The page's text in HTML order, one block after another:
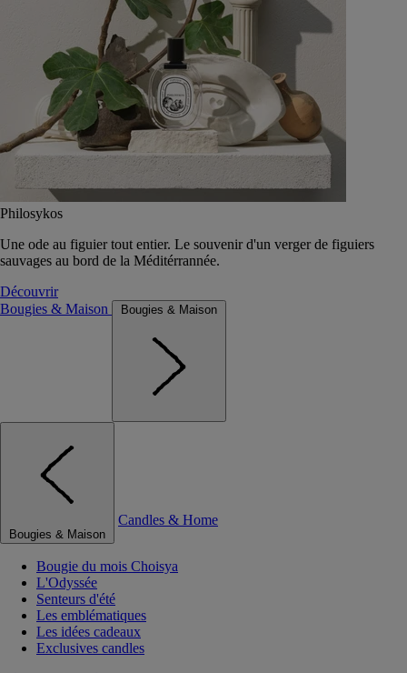
Philosykos
Une ode au figuier tout entier. Le souvenir d'un verger de figuiers
sauvages au bord de la Méditérrannée.
Découvrir
Bougies & Maison
Bougies & Maison
Bougies & Maison
Candles & Home
Bougie du mois Choisya
L'Odyssée
Senteurs d'été
Les emblématiques
Les idées cadeaux
Exclusives candles